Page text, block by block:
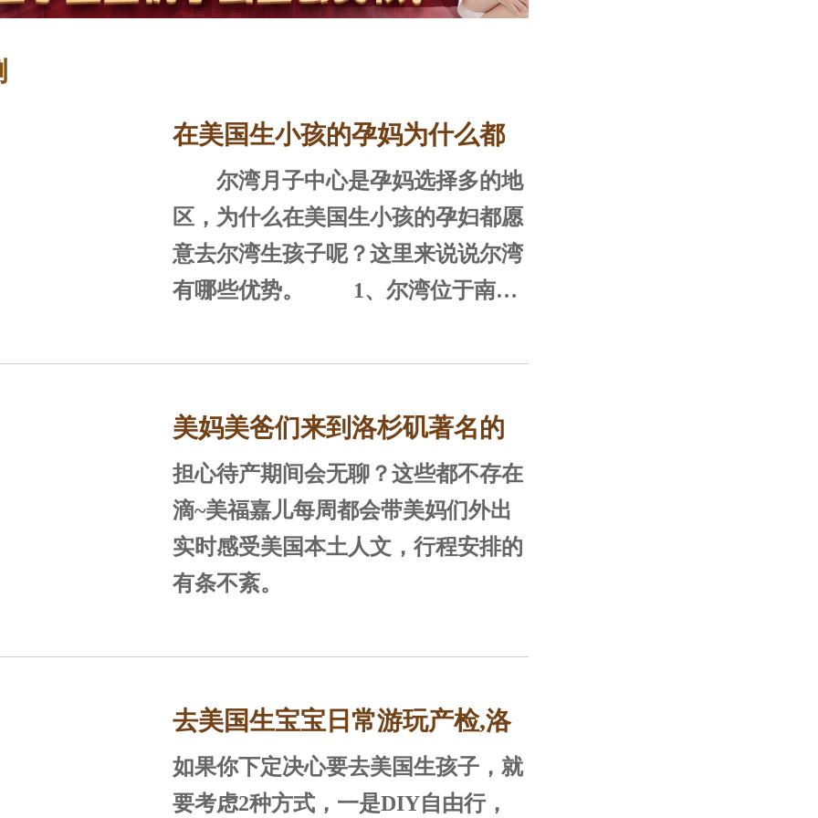
在美国生小孩的孕妈为什么都
选尔湾？
尔湾月子中心是孕妈选择多的地
区，为什么在美国生小孩的孕妇都愿
意去尔湾生孩子呢？这里来说说尔湾
有哪些优势。 1、尔湾位于南加
加利福尼亚州南部的橘郡，它背山面
靠广大的圣塔安娜山脉，这里阳光充
沛，气候温和，风景秀丽，环境优
美，平均每年286天的晴天，平均每
年降雨量300mm，年平均气温为17.
2℃，很适合孕产妈妈休养生息。
城市 在全美安全的城市榜单上，
美妈美爸们来到洛杉矶著名的
staples球场感受NBA球赛
担心待产期间会无聊？这些都不存在
滴~美福嘉儿每周都会带美妈们外出
实时感受美国本土人文，行程安排的
有条不紊。
去美国生宝宝日常游玩产检,洛
杉矶待产记
如果你下定决心要去美国生孩子，就
要考虑2种方式，一是DIY自由行，